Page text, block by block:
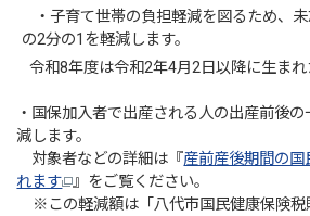
・子育て世帯の負担軽減を図るため、
の2分の1を軽減します。
令和8年度は令和2年4月2日以降に生まれ
・国保加入者で出産される人の出産前後
減します。
対象者などの詳細は『産前産後期間の国
れます 』をご覧ください。
※この軽減額は「八代市国民健康保険税